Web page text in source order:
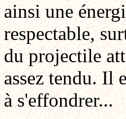
ainsi une
respectable,
du projectile
assez tendu. Il
à s'effondrer...